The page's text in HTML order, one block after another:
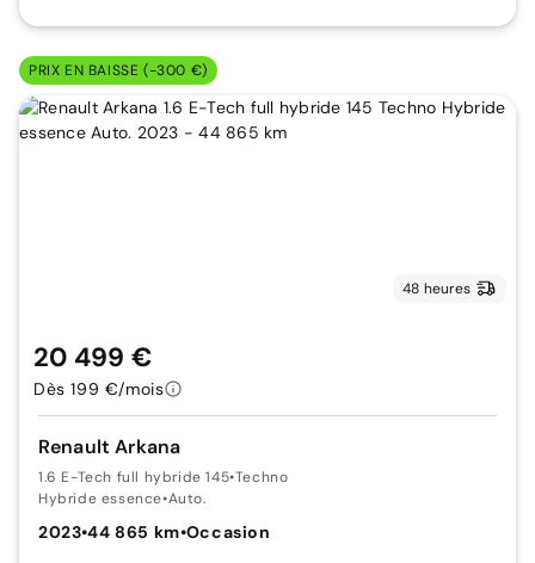
PRIX EN BAISSE (-300 €)
48 heures
Renault Arkana
1.6 E-Tech full hybride 145•Techno
Hybride essence•Auto.
2023•44 865 km•Occasion
20 499 €
Dès 199 €/mois